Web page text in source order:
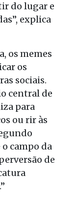
do lugar e
explica
os memes
os
sociais.
central de
para
ou rir às
campo da
de